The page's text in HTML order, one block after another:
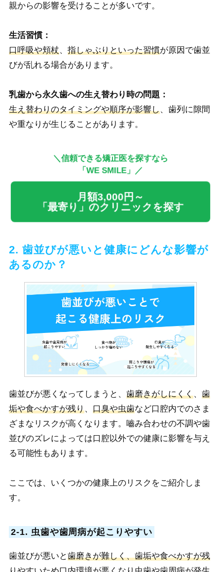
親からの影響を受けることが多いです。
生活習慣：
口呼吸や頬杖、 指しゃぶりといった習慣が原因で歯並
びが乱れる場合があります。
乳歯から永久歯への生え替わり時の問題：
生え替わりのタイミングや順序が影響し、歯列に隙間
や重なりが生じることがあります。
＼信頼できる矯正医を探すなら
「WE SMILE」／
月額3,000円～
「最寄り」のクリニックを探す
2. 歯並びが悪いと健康にどんな影響が
あるのか？
歯並びが悪くなってしまうと、 歯磨きがしにくく、 歯
垢や食べかすが残り、 口臭や虫歯など口腔内でのさま
ざまなリスクが高くなります。嚙み合わせの不調や歯
並びのズレによっては口腔以外での健康に影響を与え
る可能性もあります。
ここでは、いくつかの健康上のリスクをご紹介しま
す。
2-1. 虫歯や歯周病が起こりやすい
歯並びが悪いと歯磨きが難しく、歯垢や食べかすが残